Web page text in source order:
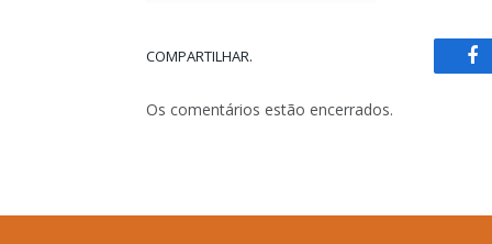
COMPARTILHAR.
Os comentários estão encerrados.